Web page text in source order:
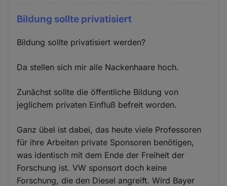
Bildung sollte privatisiert
Bildung sollte privatisiert werden?
Da stellen sich mir alle Nackenhaare hoch.
Zunächst sollte die öffentliche Bildung von
jeglichem privaten Einfluß befreit worden.
Ganz übel ist dabei, das heute viele Professoren
für ihre Arbeiten private Sponsoren benötigen,
was identisch mit dem Ende der Freiheit der
Forschung ist. VW sponsort doch keine
Forschung, die den Diesel angreift. Wird Bayer